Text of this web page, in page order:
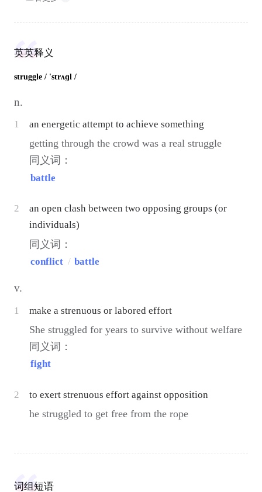
英英释义
struggle / 'strʌɡl /
n.
1 an energetic attempt to achieve something
getting through the crowd was a real struggle
同义词：
battle
2
an open clash between two opposing groups (or
individuals)
同义词：
conflict / battle
v.
1 make a strenuous or labored effort
She struggled for years to survive without welfare
同义词：
fight
2 to exert strenuous effort against opposition
he struggled to get free from the rope
词组短语